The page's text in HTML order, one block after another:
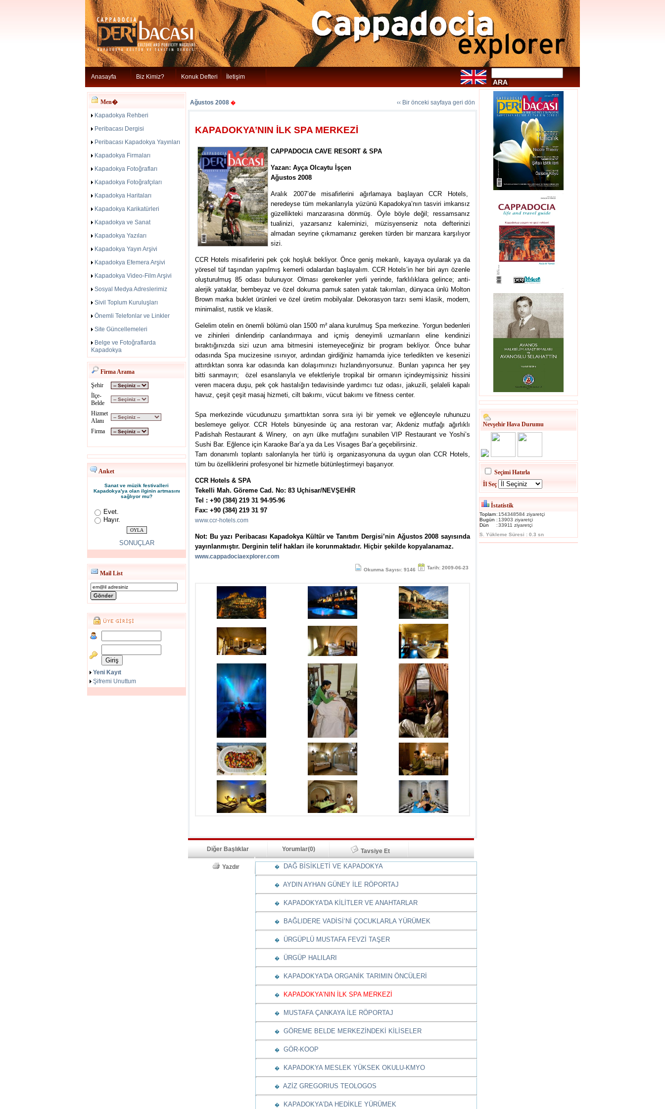
Anasayfa Biz Kimiz? Konuk Defteri İletişim
Men�
Kapadokya Rehberi
Peribacası Dergisi
Peribacası Kapadokya Yayınları
Kapadokya Firmaları
Kapadokya Fotoğrafları
Kapadokya Fotoğrafçıları
Kapadokya Haritaları
Kapadokya Karikatürleri
Kapadokya ve Sanat
Kapadokya Yazıları
Kapadokya Yayın Arşivi
Kapadokya Efemera Arşivi
Kapadokya Video-Film Arşivi
Sosyal Medya Adreslerimiz
Sivil Toplum Kuruluşları
Önemli Telefonlar ve Linkler
Site Güncellemeleri
Belge ve Fotoğraflarda
Kapadokya
Firma Arama
Şehir
İlçe-
Belde
Hizmet
Alanı
Firma
Anket
Sanat ve müzik festivalleri
Kapadokya'ya olan ilginin artmasını
sağlıyor mu?
Evet.
Hayır.
SONUÇLAR
Mail List
Yeni Kayıt
Şifremi Unuttum
Ağustos 2008 � ‹‹ Bir önceki sayfaya geri dön
KAPADOKYA’NIN İLK SPA MERKEZİ
CAPPADOCIA CAVE RESORT & SPA
Yazan: Ayça Olcaytu İşçen
Ağustos 2008
Aralık 2007’de misafirlerini ağırlamaya başlayan CCR Hotels,
neredeyse tüm mekanlarıyla yüzünü Kapadokya’nın tasviri imkansız
güzellikteki manzarasına dönmüş. Öyle böyle değil; ressamsanız
tualinizi, yazarsanız kaleminizi, müzisyenseniz nota defterinizi
almadan seyrine çıkmamanız gereken türden bir manzara karşılıyor
sizi.
CCR Hotels misafirlerini pek çok hoşluk bekliyor. Önce geniş mekanlı, kayaya oyularak ya da
yöresel tüf taşından yapılmış kemerli odalardan başlayalım. CCR Hotels’in her biri ayrı özenle
oluşturulmuş 85 odası bulunuyor. Olması gerekenler yerli yerinde, farklılıklara gelince; anti-
alerjik yataklar, bembeyaz ve özel dokuma pamuk saten yatak takımları, dünyaca ünlü Molton
Brown marka buklet ürünleri ve özel üretim mobilyalar. Dekorasyon tarzı semi klasik, modern,
minimalist, rustik ve klasik.
Gelelim otelin en önemli bölümü olan 1500 m² alana kurulmuş Spa merkezine. Yorgun bedenleri
ve zihinleri dinlendirip canlandırmaya and içmiş deneyimli uzmanların eline kendinizi
bıraktığınızda sizi uzun ama bitmesini istemeyeceğiniz bir program bekliyor. Önce buhar
odasında Spa mucizesine ısınıyor, ardından girdiğiniz hamamda iyice terledikten ve kesenizi
attırdıktan sonra kar odasında kan dolaşımınızı hızlandırıyorsunuz. Bunları yapınca her şey
bitti sanmayın; özel esanslarıyla ve efektleriyle tropikal bir ormanın içindeymişsiniz hissini
veren macera duşu, pek çok hastalığın tedavisinde yardımcı tuz odası, jakuzili, şelaleli kapalı
havuz, çeşit çeşit masaj hizmeti, cilt bakımı, vücut bakımı ve fitness center.
Spa merkezinde vücudunuzu şımarttıktan sonra sıra iyi bir yemek ve eğlenceyle ruhunuzu
beslemeye geliyor. CCR Hotels bünyesinde üç ana restoran var; Akdeniz mutfağı ağırlıklı
Padishah Restaurant & Winery, on ayrı ülke mutfağını sunabilen VIP Restaurant ve Yoshi’s
Sushi Bar. Eğlence için Karaoke Bar’a ya da Les Visages Bar’a geçebilirsiniz.
Tam donanımlı toplantı salonlarıyla her türlü iş organizasyonuna da uygun olan CCR Hotels,
tüm bu özelliklerini profesyonel bir hizmetle bütünleştirmeyi başarıyor.
CCR Hotels & SPA
Tekelli Mah. Göreme Cad. No: 83 Uçhisar/NEVŞEHİR
Tel : +90 (384) 219 31 94-95-96
Fax: +90 (384) 219 31 97
www.ccr-hotels.com
Not: Bu yazı Peribacası Kapadokya Kültür ve Tanıtım Dergisi’nin Ağustos 2008 sayısında
yayınlanmıştır. Derginin telif hakları ile korunmaktadır. Hiçbir şekilde kopyalanamaz.
www.cappadociaexplorer.com
Okunma Sayısı: 9146 Tarih: 2009-06-23
Diğer Başlıklar Yorumlar(0) Tavsiye Et
Yazdır � DAĞ BİSİKLETİ VE KAPADOKYA
� AYDIN AYHAN GÜNEY İLE RÖPORTAJ
� KAPADOKYA'DA KİLİTLER VE ANAHTARLAR
� BAĞLIDERE VADİSİ’Nİ ÇOCUKLARLA YÜRÜMEK
� ÜRGÜPLÜ MUSTAFA FEVZİ TAŞER
� ÜRGÜP HALILARI
� KAPADOKYA'DA ORGANİK TARIMIN ÖNCÜLERİ
� KAPADOKYA’NIN İLK SPA MERKEZİ
� MUSTAFA ÇANKAYA İLE RÖPORTAJ
� GÖREME BELDE MERKEZİNDEKİ KİLİSELER
� GÖR-KOOP
� KAPADOKYA MESLEK YÜKSEK OKULU-KMYO
� AZİZ GREGORIUS TEOLOGOS
� KAPADOKYA’DA HEDİKLE YÜRÜMEK
Nevşehir Hava Durumu
Seçimi Hatırla
İl Seç
İstatistik
Toplam: 154348584 ziyaretçi
Bugün : 13903 ziyaretçi
Dün
:33911 ziyaretçi
S. Yükleme Süresi : 0.3 sn